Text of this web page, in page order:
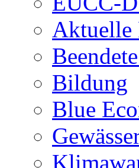
Aktuelle
Bildung
Blue